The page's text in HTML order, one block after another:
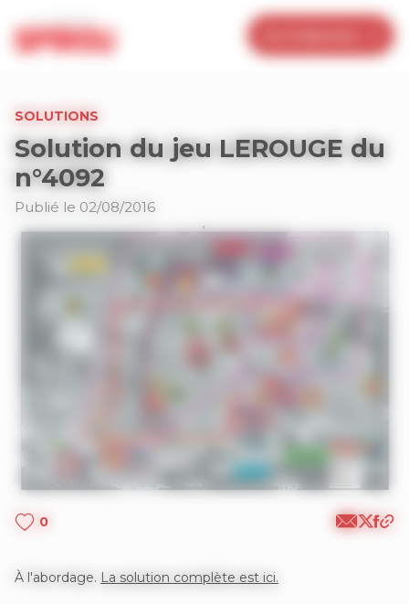
SOLUTIONS
Solution du jeu LEROUGE du
n°4092
Publié le 02/08/2016
0
À l'abordage. La solution complète est ici.